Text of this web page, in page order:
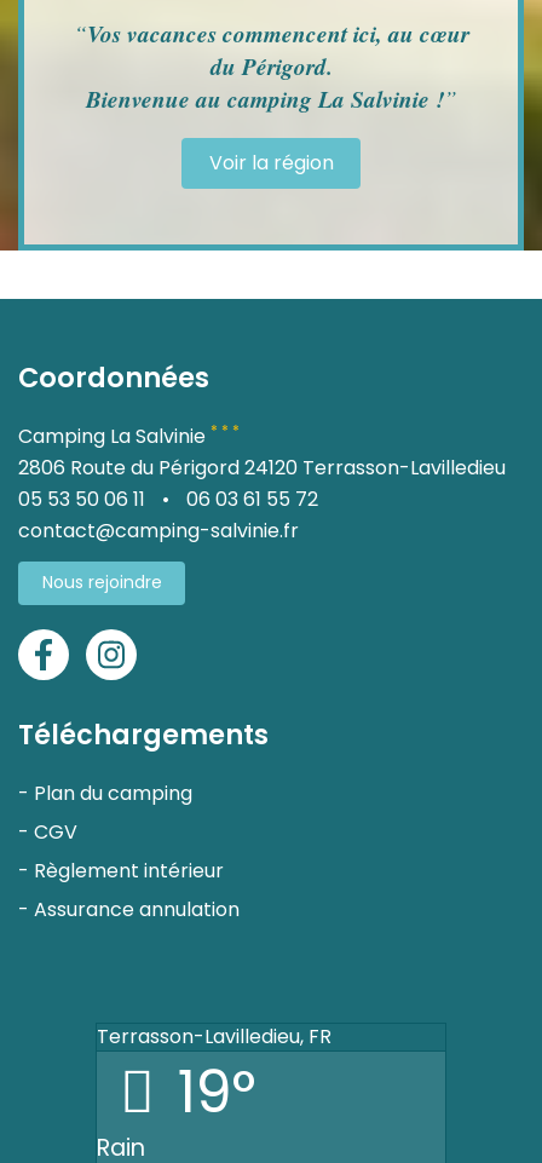
“Vos vacances commencent ici, au cœur
du Périgord.
Bienvenue au camping La Salvinie !”
Voir la région
Coordonnées
Camping La Salvinie * * *
2806 Route du Périgord 24120 Terrasson-Lavilledieu
05 53 50 06 11
•
06 03 61 55 72
contact@camping-salvinie.fr
Nous rejoindre
FacebookInstagram
Téléchargements
- Plan du camping
- CGV
- Règlement intérieur
- Assurance annulation
Terrasson-Lavilledieu, FR
19°
Rain